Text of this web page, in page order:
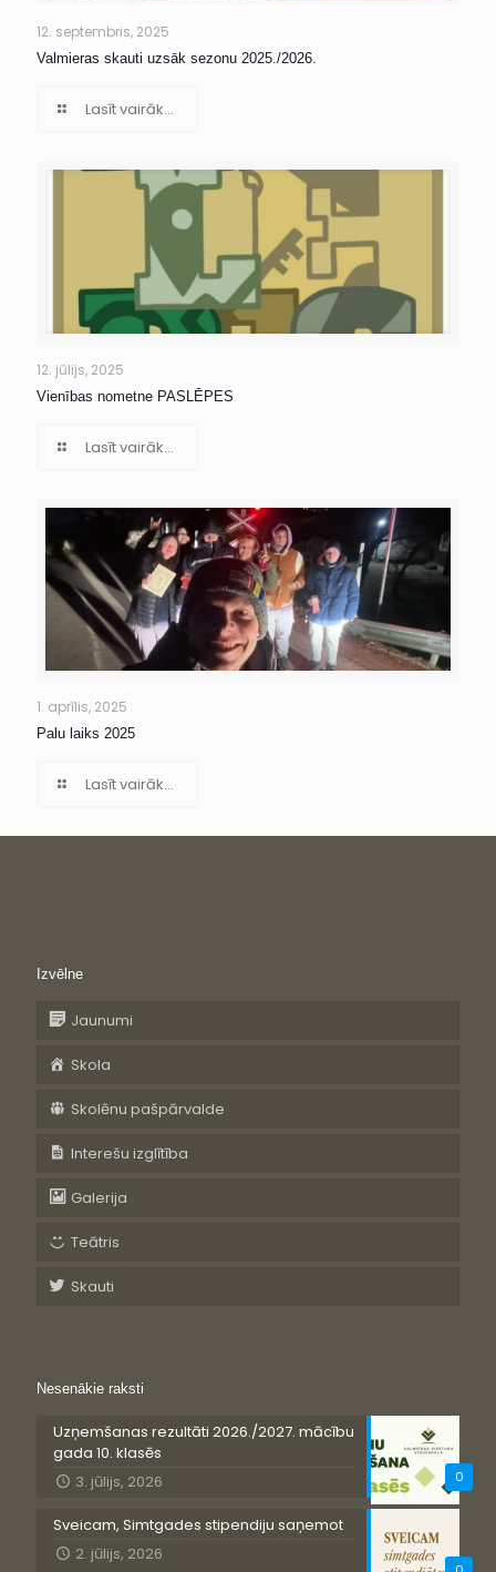
12. septembris, 2025
Valmieras skauti uzsāk sezonu 2025./2026.
Lasīt vairāk...
12. jūlijs, 2025
Vienības nometne PASLĒPES
Lasīt vairāk...
1. aprīlis, 2025
Palu laiks 2025
Lasīt vairāk...
Izvēlne
Jaunumi
Skola
Skolēnu pašpārvalde
Interešu izglītība
Galerija
Teātris
Skauti
Nesenākie raksti
0
Uzņemšanas rezultāti 2026./2027. mācību
gada 10. klasēs
3. jūlijs, 2026
Sveicam, Simtgades stipendiju saņemot
2. jūlijs, 2026